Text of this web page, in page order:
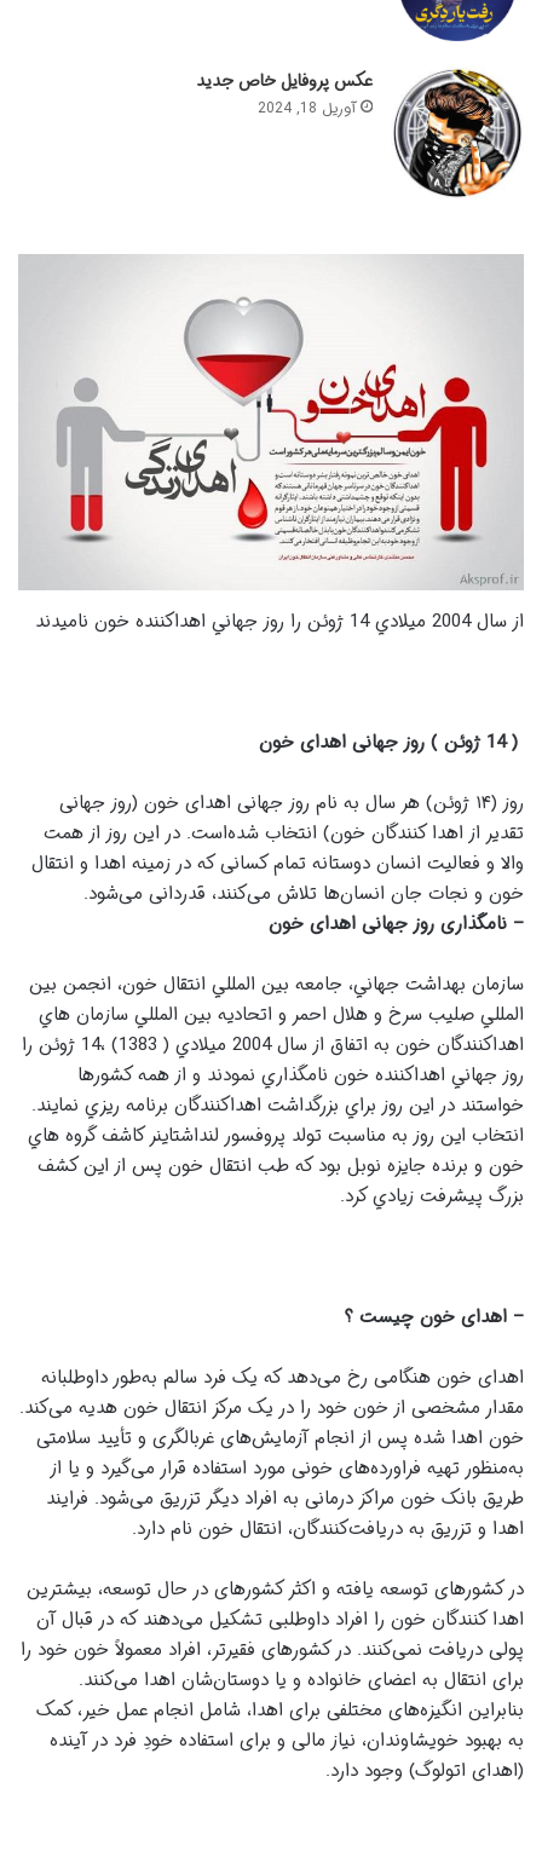
عکس پروفایل خاص جدید
آوریل 18, 2024
از سال 2004 ميلادي 14 ژوئن را روز جهاني اهداكننده خون نامیدند
( 14 ژوئن ) روز جهانی اهدای خون
روز (۱۴ ژوئن) هر سال به نام روز جهانی اهدای خون (روز جهانی
تقدیر از اهدا کنندگان خون) انتخاب شده‌است. در این روز از همت
والا و فعالیت انسان دوستانه تمام کسانی که در زمینه اهدا و انتقال
خون و نجات جان انسان‌ها تلاش می‌کنند، قدردانی می‌شود.
– نامگذاری روز جهانی اهدای خون
سازمان بهداشت جهاني، جامعه بين المللي انتقال خون، انجمن بين
المللي صليب سرخ و هلال احمر و اتحاديه بين المللي سازمان هاي
اهداكنندگان خون به اتفاق از سال 2004 ميلادي ( 1383) ،14 ژوئن را
روز جهاني اهداكننده خون نامگذاري نمودند و از همه كشورها
خواستند در اين روز براي بزرگداشت اهداكنندگان برنامه ريزي نمايند.
انتخاب اين روز به مناسبت تولد پروفسور لنداشتاينر كاشف گروه هاي
خون و برنده جايزه نوبل بود كه طب انتقال خون پس از اين كشف
بزرگ پيشرفت زيادي كرد.
– اهدای خون چیست ؟
اهدای خون هنگامی رخ می‌دهد که یک فرد سالم به‌طور داوطلبانه
مقدار مشخصی از خون خود را در یک مرکز انتقال خون هدیه می‌کند.
خون اهدا شده پس از انجام آزمایش‌های غربالگری و تأیید سلامتی
به‌منظور تهیه فراورده‌های خونی مورد استفاده قرار می‌گیرد و یا از
طریق بانک خون مراکز درمانی به افراد دیگر تزریق می‌شود. فرایند
اهدا و تزریق به دریافت‌کنندگان، انتقال خون نام دارد.
در کشورهای توسعه یافته و اکثر کشورهای در حال توسعه، بیشترین
اهدا کنندگان خون را افراد داوطلبی تشکیل می‌دهند که در قبال آن
پولی دریافت نمی‌کنند. در کشورهای فقیرتر، افراد معمولاً خون خود را
برای انتقال به اعضای خانواده و یا دوستان‌شان اهدا می‌کنند.
بنابراین انگیزه‌های مختلفی برای اهدا، شامل انجام عمل خیر، کمک
به بهبود خویشاوندان، نیاز مالی و برای استفاده خودِ فرد در آینده
(اهدای اتولوگ) وجود دارد.